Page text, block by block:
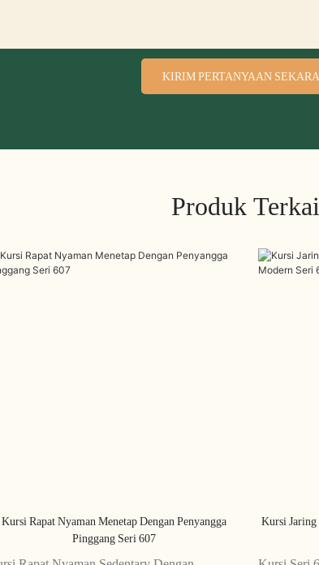
KIRIM PERTANYAAN
Produk
Kursi Rapat Nyaman Menetap Dengan Penyangga
Pinggang Seri 607
Kursi Jaring